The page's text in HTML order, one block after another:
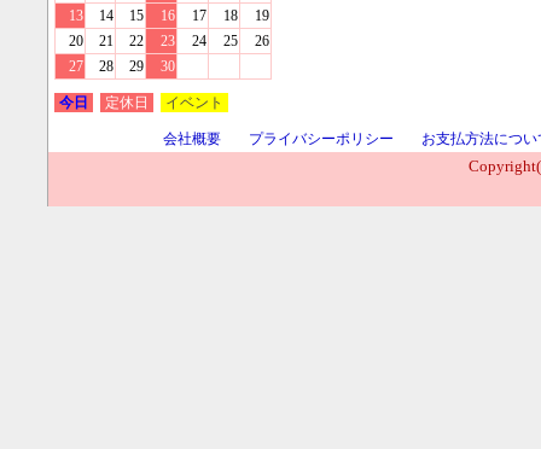
13
14 15 16 17 18
19
20
21 22 23 24 25
26
27
28 29 30
今日 定休日 イベント
会社概要 プライバシーポリシー
お支払方法につい